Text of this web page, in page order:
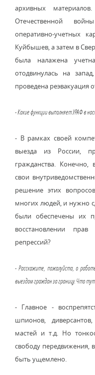
архивных
Отечественной
оперативно-учетных
Куйбышев, а затем в
была налажена
отодвинулась на
проведена реэвакуация
- Какие функции выполняет УРАФ в
- В рамках своей
выезда из России,
гражданства.
свои
решение этих
многих людей, и нужно
были обеспечены их
восстановлении
репрессий?
- Расскажите, пожалуйста, о
выездом граждан за границу. Что тут
- Главное -
шпионов,
мастей и т.д. Но
свободу передвижения,
быть ущемлено.